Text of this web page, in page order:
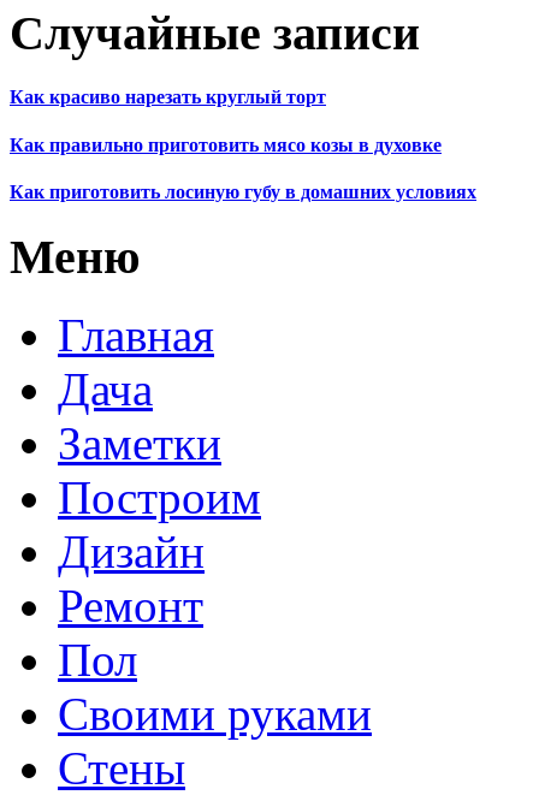
Случайные записи
Как красиво нарезать круглый торт
Как правильно приготовить мясо козы в духовке
Как приготовить лосиную губу в домашних условиях
Меню
Главная
Дача
Заметки
Построим
Дизайн
Ремонт
Пол
Своими руками
Стены